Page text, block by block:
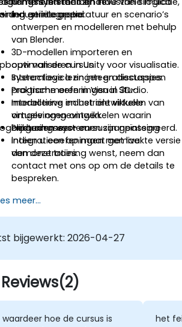
geïntegreerd.
en integratie.
Industriële apparatuur en scenario’s
ontwerpen en modelleren met behulp
van Blender.
3D-modellen importeren en
optimaliseren in Unity voor visualisatie.
Systemlogica en integratiestappen
programmeren in Visual Studio.
Interactieve industriële virtuele
omgevingen ontwikkelen waarin
besturingssystemen zijn geïntegreerd.
van de cursus
Interactieve lezingen en discussies.
Praktische oefeningen in 3D-
modellering en het ontwikkelen van
virtuele omgevingen.
Programmeer- en
integratieoefeningen met live
demonstraties.
voor cursusaanpassing
Indien u een op maat gemaakte versie
van deze training wenst, neem dan
contact met ons op om de details te
bespreken.
meer...
bijgewerkt: 2026-04-27
Reviews(2)
waardeer hoe de cursus is
het